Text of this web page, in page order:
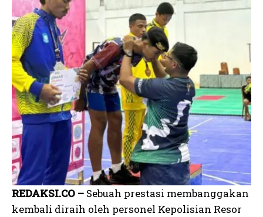
REDAKSI.CO – Sebuah prestasi membanggakan
kembali diraih oleh personel Kepolisian Resor